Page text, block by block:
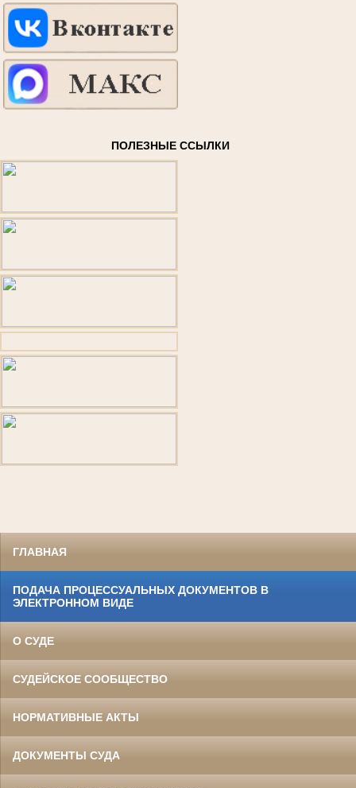
ПОЛЕЗНЫЕ ССЫЛКИ
ГЛАВНАЯ
ПОДАЧА ПРОЦЕССУАЛЬНЫХ ДОКУМЕНТОВ В
ЭЛЕКТРОННОМ ВИДЕ
О СУДЕ
СУДЕЙСКОЕ СООБЩЕСТВО
НОРМАТИВНЫЕ АКТЫ
ДОКУМЕНТЫ СУДА